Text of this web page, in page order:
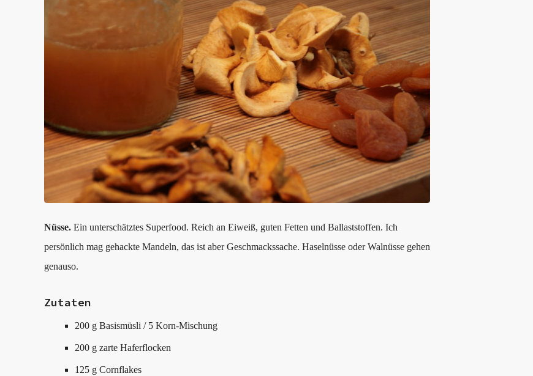
Nüsse. Ein unterschätztes Superfood. Reich an Eiweiß, guten Fetten und Ballaststoffen. Ich
persönlich mag gehackte Mandeln, das ist aber Geschmackssache. Haselnüsse oder Walnüsse gehen
genauso.
Zutaten
200 g Basismüsli / 5 Korn-Mischung
200 g zarte Haferflocken
125 g Cornflakes